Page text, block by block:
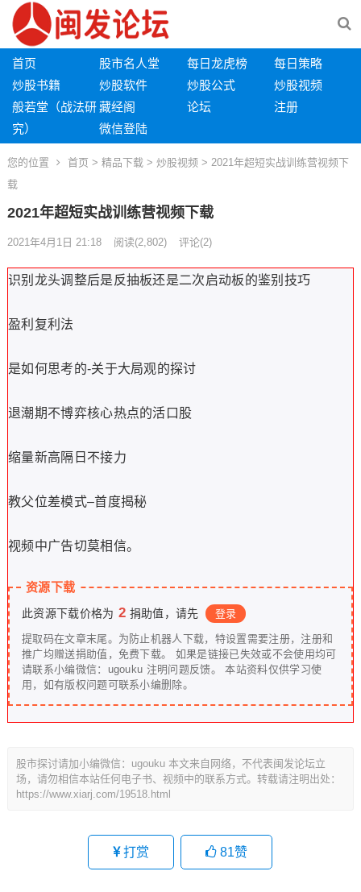
首页 股市名人堂 每日龙虎榜
每日策略
炒股书籍
炒股软件 炒股公式
炒股视频
般若堂（战法研
究）
藏经阁 论坛
注册
微信登陆
您的位置 首页 > 精品下载> 炒股视频 > 2021年超短实战训练营视频下
载
2021年超短实战训练营视频下载
2021年4月1日 21:18 阅读(2,802) 评论(2)
识别龙头调整后是反抽板还是二次启动板的鉴别技巧
盈利复利法
是如何思考的-关于大局观的探讨
退潮期不博弈核心热点的活口股
缩量新高隔日不接力
教父位差模式–首度揭秘
视频中广告切莫相信。
资源下载
此资源下载价格为 2 捐助值，请先 登录
提取码在文章末尾。为防止机器人下载，特设置需要注册，注册和
推广均赠送捐助值，免费下载。 如果是链接已失效或不会使用均可
请联系小编微信：ugouku 注明问题反馈。 本站资料仅供学习使
用，如有版权问题可联系小编删除。
股市探讨请加小编微信：ugouku 本文来自网络，不代表闽发论坛立
场，请勿相信本站任何电子书、视频中的联系方式。转载请注明出处：
https://www.xiarj.com/19518.html
打赏 81赞